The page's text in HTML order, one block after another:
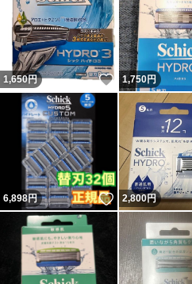
1,650円 いいね！
1,750円
6,898円 いいね！
2,800円